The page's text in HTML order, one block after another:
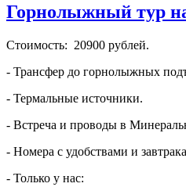
Горнолыжный тур
Стоимость: 20900 рублей.
- Трансфер до горнолыжных
- Термальные источники.
- Встреча и проводы в
- Номера с удобствами и
- Только у нас: